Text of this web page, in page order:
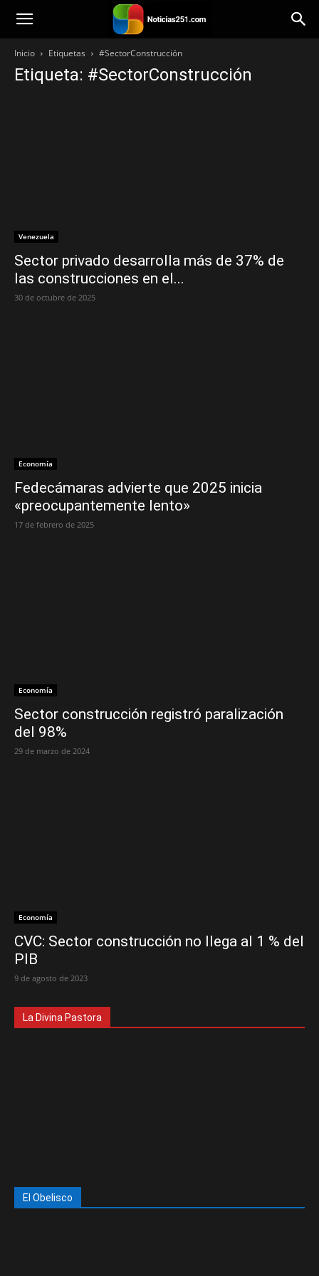
Noticias251
Inicio Etiquetas #SectorConstrucción
Etiqueta: #SectorConstrucción
Venezuela
Sector privado desarrolla más de 37% de
las construcciones en el...
30 de octubre de 2025
Economía
Fedecámaras advierte que 2025 inicia
«preocupantemente lento»
17 de febrero de 2025
Economía
Sector construcción registró paralización
del 98%
29 de marzo de 2024
Economía
CVC: Sector construcción no llega al 1 % del
PIB
9 de agosto de 2023
La Divina Pastora
El Obelisco